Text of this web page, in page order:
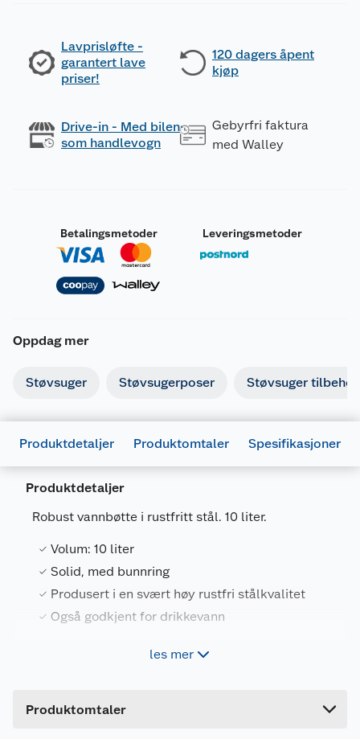
Lavprisløfte -
garantert lave
priser!
120 dagers åpent
kjøp
Drive-in - Med bilen
som handlevogn
Gebyrfri faktura
med Walley
Betalingsmetoder Leveringsmetoder
Oppdag mer
Støvsuger Støvsugerposer Støvsuger tilbehør
Produktdetaljer Produktomtaler Spesifikasjoner
Produktdetaljer
Robust vannbøtte i rustfritt stål. 10 liter.
Volum: 10 liter
Solid, med bunnring
Produsert i en svært høy rustfri stålkvalitet
Også godkjent for drikkevann
Robust vannbøtte i rustfritt stål. 10 liter.
les mer
Produktomtaler
Leverandørens artikkelnummer
Lengde